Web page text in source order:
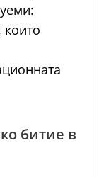
които
битие в